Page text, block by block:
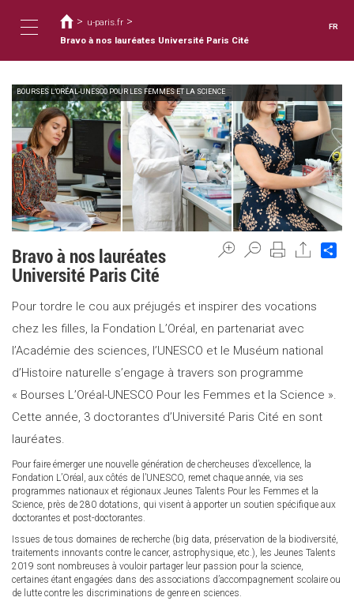
contenu
Toggle
navigation
êtes
ici
> u-paris.fr >
Bravo à nos lauréates Université Paris Cité
FR
BOURSES L’ORÉAL-UNESCO POUR LES FEMMES ET LA SCIENCE
Bravo à nos lauréates
Université Paris Cité
Pour tordre le cou aux préjugés et inspirer des vocations
chez les filles, la Fondation L’Oréal, en partenariat avec
l’Académie des sciences, l’UNESCO et le Muséum national
d’Histoire naturelle s’engage à travers son programme
« Bourses L’Oréal-UNESCO Pour les Femmes et la Science ».
Cette année, 3 doctorantes d’Université Paris Cité en sont
lauréates.
Pour faire émerger une nouvelle génération de chercheuses d’excellence, la
Fondation L’Oréal, aux côtés de l’UNESCO, remet chaque année, via ses
programmes nationaux et régionaux Jeunes Talents Pour les Femmes et la
Science, près de 280 dotations, qui visent à apporter un soutien spécifique aux
doctorantes et post-doctorantes.
Issues de tous domaines de recherche (big data, préservation de la biodiversité,
traitements innovants contre le cancer, astrophysique, etc.), les Jeunes Talents
2019 sont nombreuses à vouloir partager leur passion pour la science,
certaines étant engagées dans des associations d’accompagnement scolaire ou
de lutte contre les discriminations de genre en sciences.